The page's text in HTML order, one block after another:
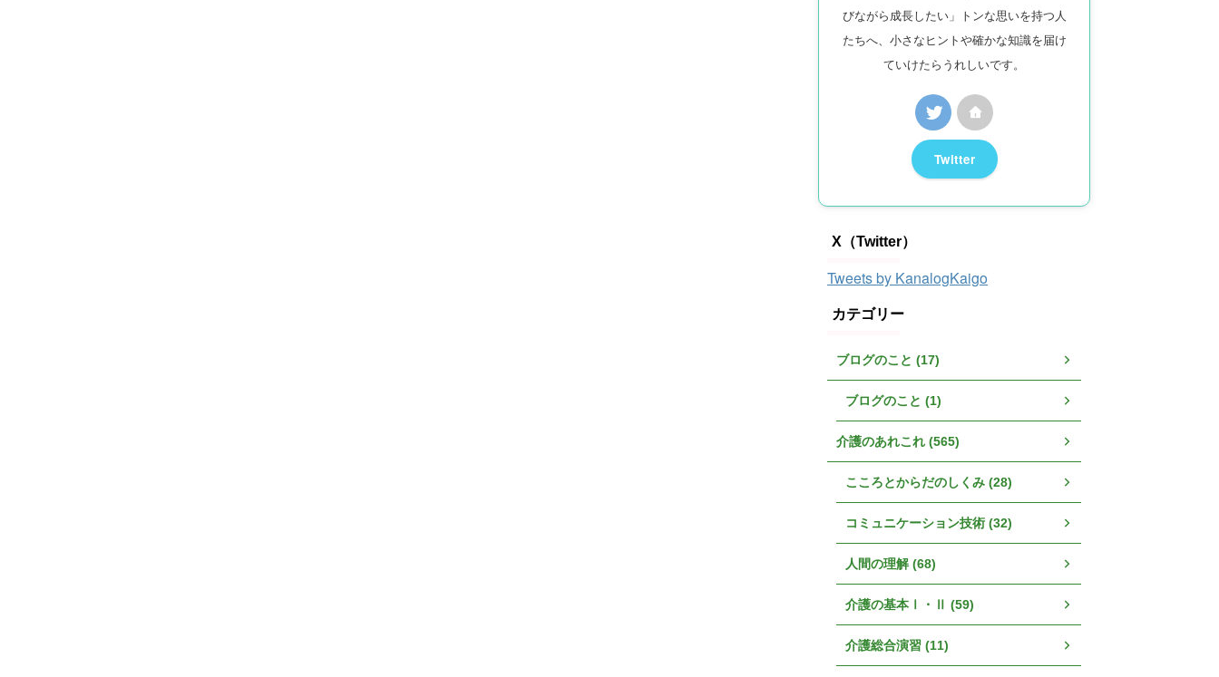
びながら成長したい」トンな思いを持つ人
たちへ、小さなヒントや確かな知識を届け
ていけたらうれしいです。
Twitter
X（Twitter）
Tweets by KanalogKaigo
カテゴリー
ブログのこと (17)
ブログのこと (1)
介護のあれこれ (565)
こころとからだのしくみ (28)
コミュニケーション技術 (32)
人間の理解 (68)
介護の基本Ⅰ・Ⅱ (59)
介護総合演習 (11)